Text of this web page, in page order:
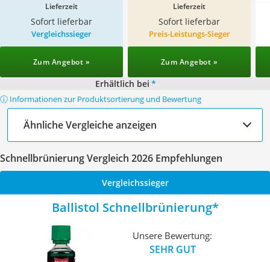
Lieferzeit
Sofort lieferbar
Lieferzeit
Sofort lieferbar
Vergleichssieger
Zum Angebot »
Preis-Leistungs-Sieger
Zum Angebot »
Erhältlich bei *
ⓘ Informationen zur Produktsortierung und Bewertung
Ähnliche Vergleiche anzeigen
Schnellbrünierung Vergleich 2026 Empfehlungen
Vergleichssieger
Ballistol Schnellbrünierung
Unsere Bewertung:
SEHR GUT